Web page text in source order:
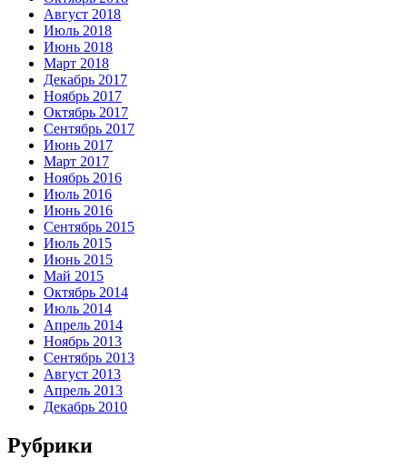
Август 2018
Июль 2018
Июнь 2018
Март 2018
Декабрь 2017
Ноябрь 2017
Октябрь 2017
Сентябрь 2017
Июнь 2017
Март 2017
Ноябрь 2016
Июль 2016
Июнь 2016
Сентябрь 2015
Июль 2015
Июнь 2015
Май 2015
Октябрь 2014
Июль 2014
Апрель 2014
Ноябрь 2013
Сентябрь 2013
Август 2013
Апрель 2013
Декабрь 2010
Рубрики